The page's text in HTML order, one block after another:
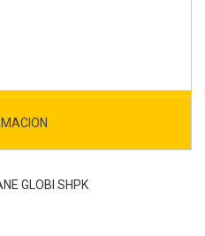
GLOBI SHPK